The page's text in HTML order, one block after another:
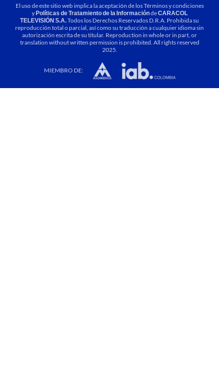
El uso de este sitio web implica la aceptación de losTérminos y condiciones
yPolíticas de Tratamiento de la InformacióndeCARACOL
TELEVISIÓN S.A.Todos los Derechos Reservados D.R.A. Prohibida su
reproducción total o parcial, así como su traducción a cualquier idioma sin
autorización escrita de su titular. Reproduction in whole or in part, or
translation without written permission is prohibited. All rights reserved
2025.
MIEMBRO DE: